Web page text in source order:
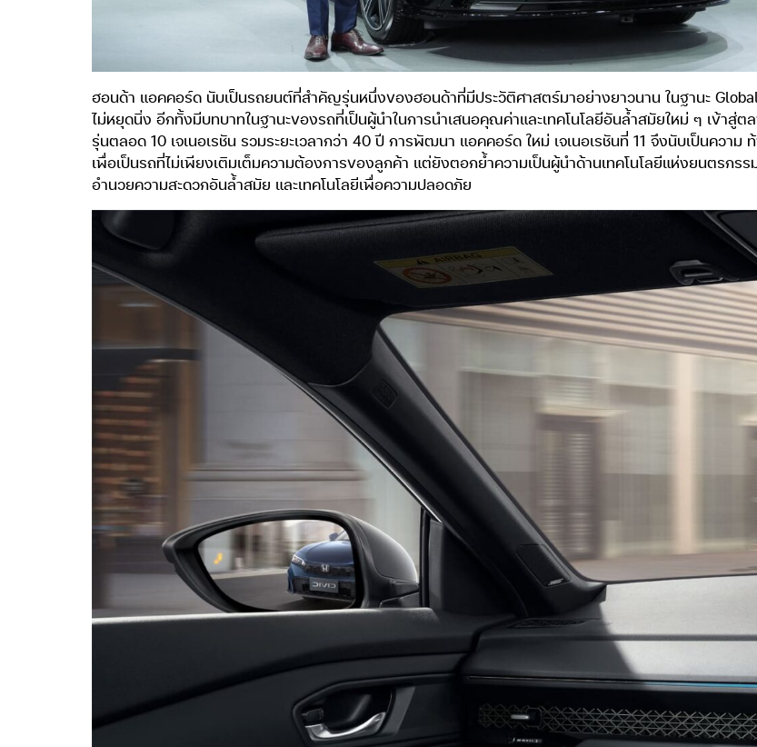
ฮอนด้า แอคคอร์ด นับเป็นรถยนต์ที่สำคัญรุ่นหนึ่งของฮอนด้าที่มีประวัติศาสตร์มาอย่างยาวนาน ในฐานะ
ไม่หยุดนิ่ง อีกทั้งมีบทบาทในฐานะของรถที่เป็นผู้นำในการนำเสนอคุณค่าและเทคโนโลยีอันล้ำสมัยใหม่ ๆ เข้าสู่
รุ่นตลอด 10 เจเนอเรชัน รวมระยะเวลากว่า 40 ปี การพัฒนา แอคคอร์ด ใหม่ เจเนอเรชันที่ 11 จึงนับเป็นคว
เพื่อเป็นรถที่ไม่เพียงเติมเต็มความต้องการของลูกค้า แต่ยังตอกย้ำความเป็นผู้นำด้านเทคโนโลยีแห่งยนตรกร
อำนวยความสะดวกอันล้ำสมัย และเทคโนโลยีเพื่อความปลอดภัย